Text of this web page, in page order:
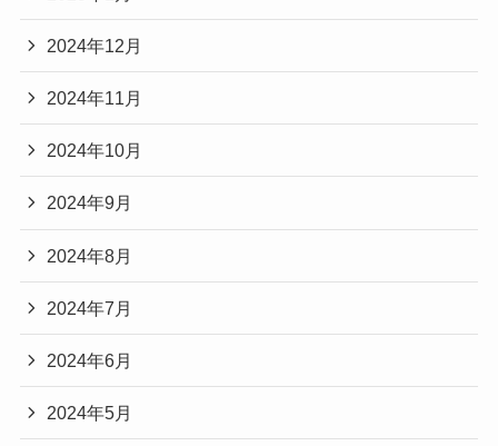
2024年12月
2024年11月
2024年10月
2024年9月
2024年8月
2024年7月
2024年6月
2024年5月